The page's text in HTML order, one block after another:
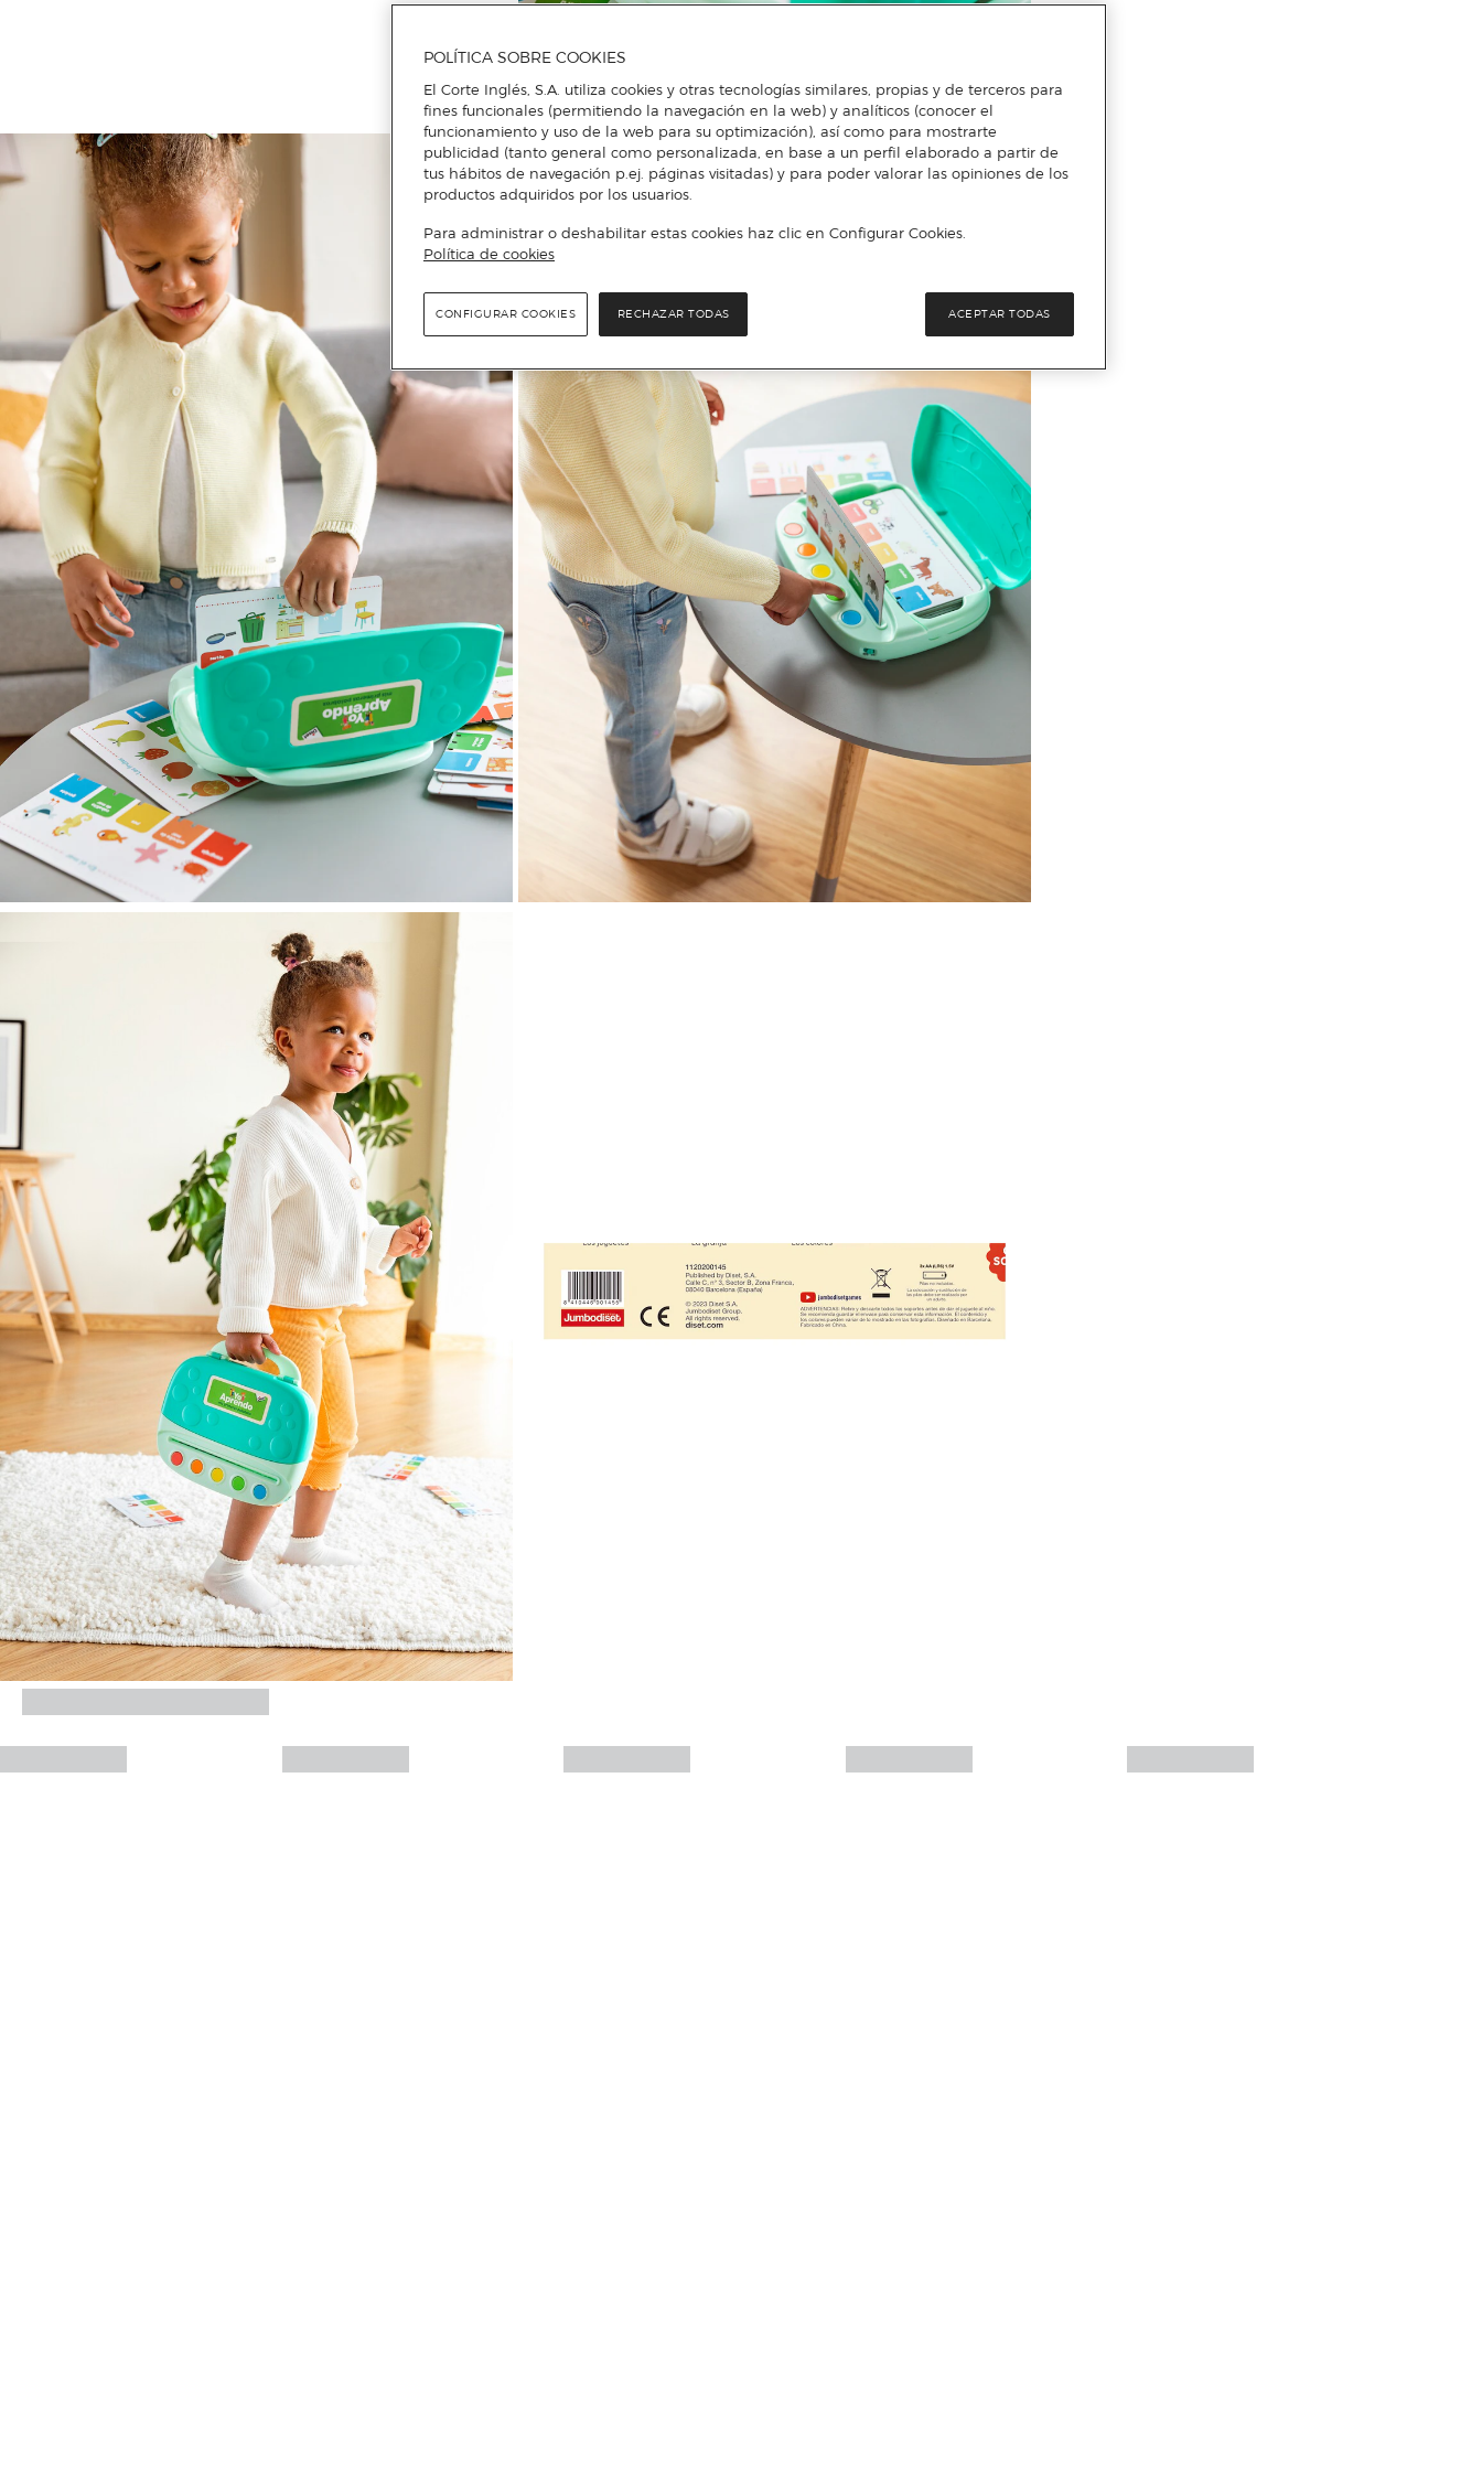
POLÍTICA SOBRE COOKIES
El Corte Inglés, S.A. utiliza cookies y otras tecnologías similares, propias y de terceros para
fines funcionales (permitiendo la navegación en la web) y analíticos (conocer el
funcionamiento y uso de la web para su optimización), así como para mostrarte
publicidad (tanto general como personalizada, en base a un perfil elaborado a partir de
tus hábitos de navegación p.ej. páginas visitadas) y para poder valorar las opiniones de los
productos adquiridos por los usuarios.
Para administrar o deshabilitar estas cookies haz clic en Configurar Cookies.
Política de cookies
RECHAZAR TODAS ACEPTAR TODAS
CONFIGURAR COOKIES